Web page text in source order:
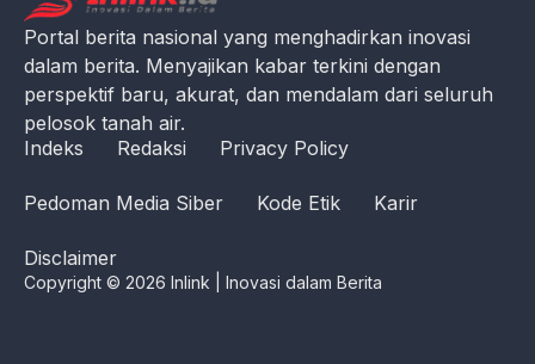
Portal berita nasional yang menghadirkan inovasi
dalam berita. Menyajikan kabar terkini dengan
perspektif baru, akurat, dan mendalam dari seluruh
pelosok tanah air.
Indeks
Redaksi Privacy Policy
Pedoman Media Siber Kode Etik Karir
Disclaimer
Copyright © 2026 Inlink | Inovasi dalam Berita